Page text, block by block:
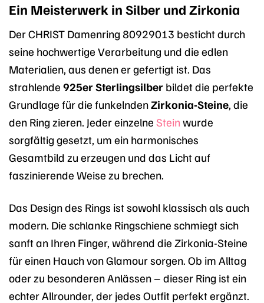
Ein Meisterwerk in Silber und Zirkonia
Der CHRIST Damenring 80929013 besticht durch
seine hochwertige Verarbeitung und die edlen
Materialien, aus denen er gefertigt ist. Das
strahlende 925er Sterlingsilber bildet die perfekte
Grundlage für die funkelndenZirkonia-Steine, die
den Ring zieren. Jeder einzelne Stein wurde
sorgfältig gesetzt, um ein harmonisches
Gesamtbild zu erzeugen und das Licht auf
faszinierende Weise zu brechen.
Das Design des Rings ist sowohl klassisch als auch
modern. Die schlanke Ringschiene schmiegt sich
sanft an Ihren Finger, während die Zirkonia-Steine
für einen Hauch von Glamour sorgen. Ob im Alltag
oder zu besonderen Anlässen – dieser Ring ist ein
echter Allrounder, der jedes Outfit perfekt ergänzt.